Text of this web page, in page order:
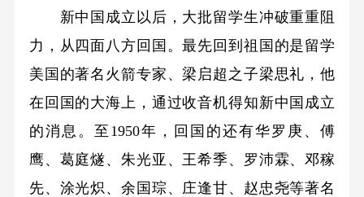
新中国成立以后，大批留学生冲破重重阻
力，从四面八方回国。最先回到祖国的是留学
美国的著名火箭专家、梁启超之子梁思礼，他
在回国的大海上，通过收音机得知新中国成立
的消息。至1950年，回国的还有华罗庚、傅
鹰、葛庭燧、朱光亚、王希季、罗沛霖、邓稼
先、涂光炽、余国琮、庄逢甘、赵忠尧等著名